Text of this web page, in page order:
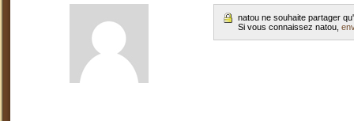
natou ne souhaite partager
Si vous connaissez natou,